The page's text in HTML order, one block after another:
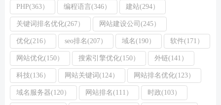
PHP(363） 编程语言(346） 建站(294）
关键词排名优化(267） 网站建设公司(245）
优化(216） seo排名(207） 域名(190） 软件(171）
网站优化(150） 搜索引擎优化(150） 外链(141）
科技(136） 网站关键词(124） 网站排名优化(123）
域名服务器(120） 网站排名(111） 时政(103）